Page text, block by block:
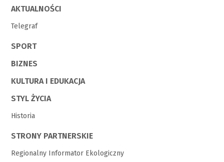
AKTUALNOŚCI
Telegraf
SPORT
BIZNES
KULTURA I EDUKACJA
STYL ŻYCIA
Historia
STRONY PARTNERSKIE
Regionalny Informator Ekologiczny